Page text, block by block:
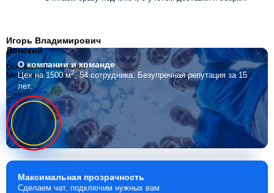
Игорь Владимирович
Лонский
Основатель компании
Мебелино
О компаниии команде
Цех на 1500 м2, 54 сотрудника. Безупречная репутация за 15
лет.
Максимальная прозрачность
Сделаем чат, подключим нужных вам